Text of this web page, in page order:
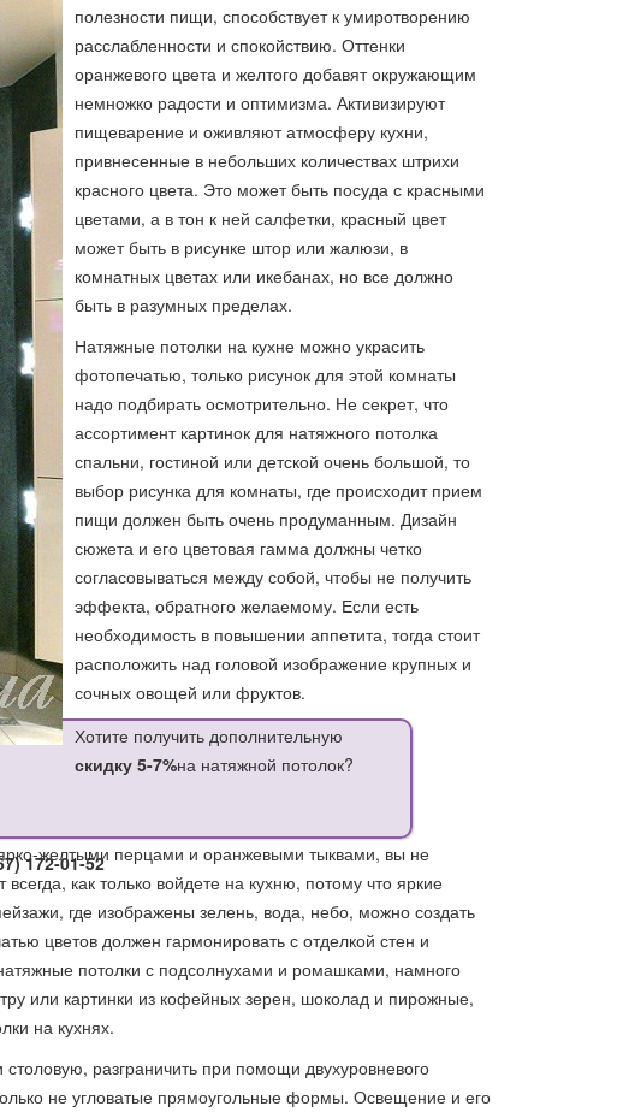
полезности пищи, способствует к умиротворению
расслабленности и спокойствию. Оттенки
оранжевого цвета и желтого добавят окружающим
немножко радости и оптимизма. Активизируют
пищеварение и оживляют атмосферу кухни,
привнесенные в небольших количествах штрихи
красного цвета. Это может быть посуда с красными
цветами, а в тон к ней салфетки, красный цвет
может быть в рисунке штор или жалюзи, в
комнатных цветах или икебанах, но все должно
быть в разумных пределах.
Натяжные потолки на кухне можно украсить
фотопечатью, только рисунок для этой комнаты
надо подбирать осмотрительно. Не секрет, что
ассортимент картинок для натяжного потолка
спальни, гостиной или детской очень большой, то
выбор рисунка для комнаты, где происходит прием
пищи должен быть очень продуманным. Дизайн
сюжета и его цветовая гамма должны четко
согласовываться между собой, чтобы не получить
эффекта, обратного желаемому. Если есть
необходимость в повышении аппетита, тогда стоит
расположить над головой изображение крупных и
сочных овощей или фруктов.
Хотите получить дополнительную
скидку 5-7%на натяжной потолок?
172-01-52
желтыми перцами и оранжевыми тыквами, вы не
как только войдете на кухню, потому что яркие
где изображены зелень, вода, небо, можно создать
цветов должен гармонировать с отделкой стен и
потолки с подсолнухами и ромашками, намного
или картинки из кофейных зерен, шоколад и пирожные,
на кухнях.
разграничить при помощи двухуровневого
не угловатые прямоугольные формы. Освещение и его